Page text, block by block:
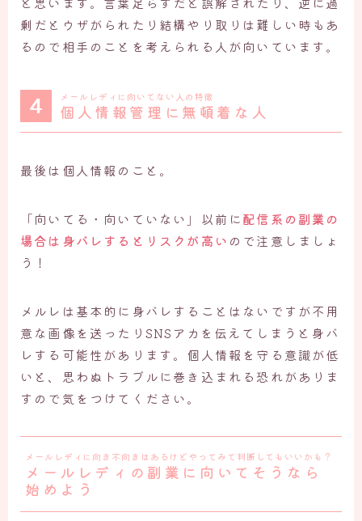
剰だとウザがられたり結構やり取りは難しい時もあ
るので相手のことを考えられる人が向いています。
メールレディに向いてない人の特徴
個人情報管理に無頓着な人
最後は個人情報のこと。
「向いてる・向いていない」以前に配信系の副業の
場合は身バレするとリスクが高い ので注意しましょ
う！
メルレは基本的に身バレすることはないですが不用
意な画像を送ったりSNSアカを伝えてしまうと身バ
レする可能性があります。個人情報を守る意識が低
いと、思わぬトラブルに巻き込まれる恐れがありま
すので気をつけてください。
メールレディに向き不向きはあるけどやってみて判断してもいいかも？
メールレディの副業に向いてそうなら
始めよう